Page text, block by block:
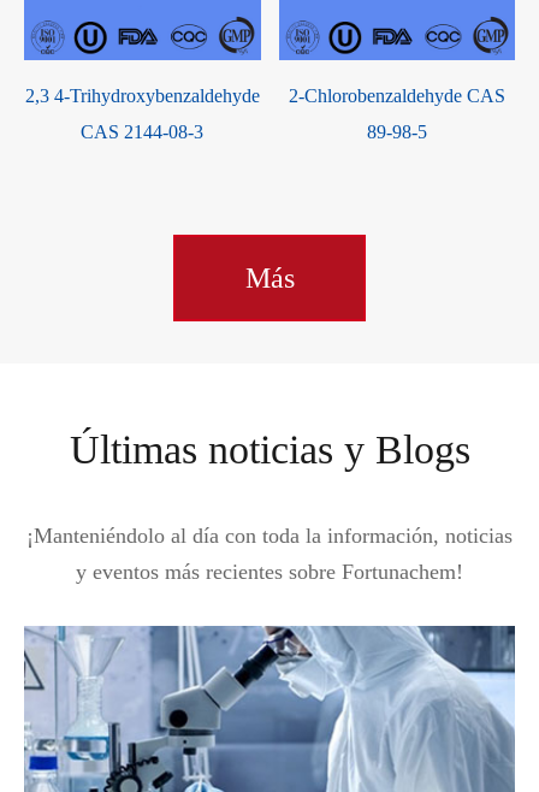
2,3 4-Trihydroxybenzaldehyde
CAS 2144-08-3
2-Chlorobenzaldehyde CAS
89-98-5
Más
Últimas noticias y Blogs
¡Manteniéndolo al día con toda la información, noticias
y eventos más recientes sobre Fortunachem!